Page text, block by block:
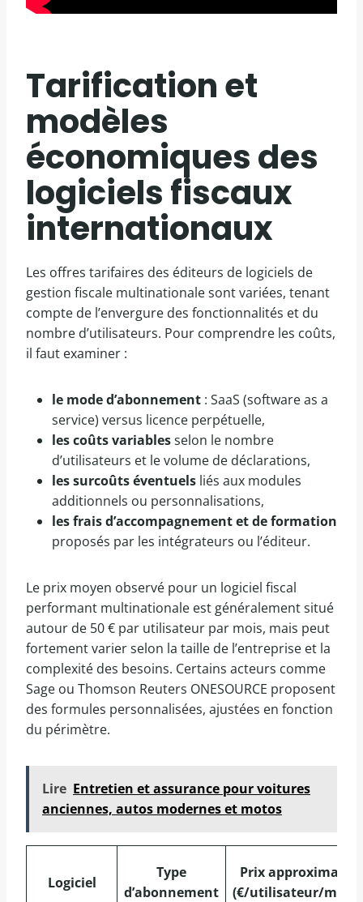
Tarification et
modèles
économiques des
logiciels fiscaux
internationaux
Les offres tarifaires des éditeurs de logiciels de
gestion fiscale multinationale sont variées, tenant
compte de l’envergure des fonctionnalités et du
nombre d’utilisateurs. Pour comprendre les coûts,
il faut examiner :
le mode d’abonnement : SaaS (software as a
service) versus licence perpétuelle,
les coûts variablesselon le nombre
d’utilisateurs et le volume de déclarations,
les surcoûts éventuels liés aux modules
additionnels ou personnalisations,
les frais d’accompagnement et de formation
proposés par les intégrateurs ou l’éditeur.
Le prix moyen observé pour un logiciel fiscal
performant multinationale est généralement situé
autour de 50 € par utilisateur par mois, mais peut
fortement varier selon la taille de l’entreprise et la
complexité des besoins. Certains acteurs comme
Sage ou Thomson Reuters ONESOURCE proposent
des formules personnalisées, ajustées en fonction
du périmètre.
Lire Entretien et assurance pour voitures
anciennes, autos modernes et motos
Logiciel
Type
d’abonnement
Prix approximatif
(€/utilisateur/mois)